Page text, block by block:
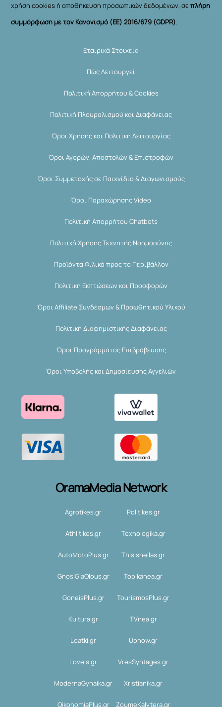
χρήση cookies ή αποθήκευση προσωπικών δεδομένων, σεπλήρη
συμμόρφωση με τον Κανονισμό (ΕΕ) 2016/679 (GDPR).
Εταιρικά Στοιχεία
Πώς Λειτουργεί
Πολιτική Απορρήτου & Cookies
Πολιτική Πλουραλισμού και Διαφάνειας
Όροι Χρήσης και Πολιτική Λειτουργίας
Όροι Αγορών, Αποστολών & Επιστροφών
Όροι Συμμετοχής σε Παιχνίδια & Διαγωνισμούς
Όροι Παραχώρησης Video
Πολιτική Απορρήτου Chatbots
Πολιτική Χρήσης Τεχνητής Νοημοσύνης
Προϊόντα Φιλικά προς το Περιβάλλον
Πολιτική Εκπτώσεων και Προσφορών
Όροι Affiliate Συνδέσμων & Προωθητικού Υλικού
Πολιτική Διαφημιστικής Διαφάνειας
Όροι Προγράμματος Επιβράβευσης
Όροι Υποβολής και Δημοσίευσης Αγγελιών
OramaMedia Network
Agrotikes.gr Politikes.gr
Athlitikes.gr Texnologika.gr
AutoMotoPlus.gr Thisishellas.gr
GnosiGiaOlous.gr Topikanea.gr
GoneisPlus.gr TourismosPlus.gr
Kultura.gr TVnea.gr
Loatki.gr Upnow.gr
Loveis.gr VresSyntages.gr
ModernaGynaika.gr Xristianika.gr
OikonomiaPlus.gr ZoumeKalytera.gr